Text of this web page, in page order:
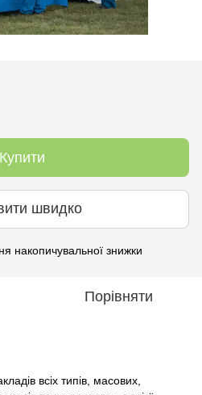
Купити
швидко
накопичувальної знижки
Порівняти
всіх типів, масових,